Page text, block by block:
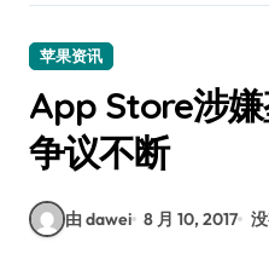
苹果资讯
App Store涉
争议不断
由 dawei 8 月 10, 2017